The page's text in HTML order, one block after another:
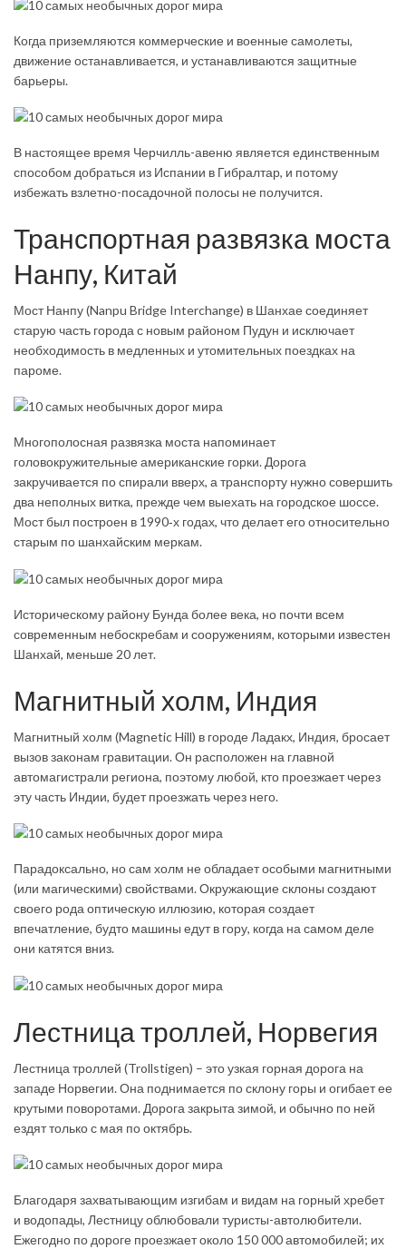
Когда приземляются коммерческие и военные самолеты,
движение останавливается, и устанавливаются защитные
барьеры.
В настоящее время Черчилль-авеню является единственным
способом добраться из Испании в Гибралтар, и потому
избежать взлетно-посадочной полосы не получится.
Транспортная развязка моста
Нанпу, Китай
Мост Нанпу (Nan­pu Bridge Inter­change) в Шанхае соединяет
старую часть города с новым районом Пудун и исключает
необходимость в медленных и утомительных поездках на
пароме.
Многополосная развязка моста напоминает
головокружительные американские горки. Дорога
закручивается по спирали вверх, а транспорту нужно совершить
два неполных витка, прежде чем выехать на городское шоссе.
Мост был построен в 1990‑х годах, что делает его относительно
старым по шанхайским меркам.
Историческому району Бунда более века, но почти всем
современным небоскребам и сооружениям, которыми известен
Шанхай, меньше 20 лет.
Магнитный холм, Индия
Магнитный холм (Mag­net­ic Hill) в городе Ладакх, Индия, бросает
вызов законам гравитации. Он расположен на главной
автомагистрали региона, поэтому любой, кто проезжает через
эту часть Индии, будет проезжать через него.
Парадоксально, но сам холм не обладает особыми магнитными
(или магическими) свойствами. Окружающие склоны создают
своего рода оптическую иллюзию, которая создает
впечатление, будто машины едут в гору, когда на самом деле
они катятся вниз.
Лестница троллей, Норвегия
Лестница троллей (Troll­sti­gen) – это узкая горная дорога на
западе Норвегии. Она поднимается по склону горы и огибает ее
крутыми поворотами. Дорога закрыта зимой, и обычно по ней
ездят только с мая по октябрь.
Благодаря захватывающим изгибам и видам на горный хребет
и водопады, Лестницу облюбовали туристы-автолюбители.
Ежегодно по дороге проезжает около 150 000 автомобилей; их